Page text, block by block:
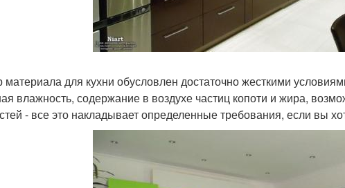
для кухни обусловлен достаточно жесткими
влажность, содержание в воздухе частиц копоти и жира,
- все это накладывает определенные требования, если вы